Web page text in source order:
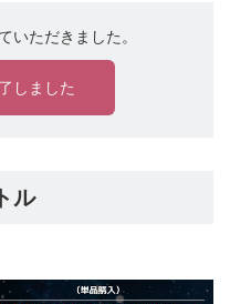
いただきました。
しました
ル